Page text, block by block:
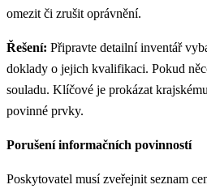
omezit či zrušit oprávnění.
Řešení: Připravte detailní inventář
doklady o jejich kvalifikaci. Pokud
souladu. Klíčové je prokázat
povinné prvky.
Porušení informačních povinností
Poskytovatel musí zveřejnit seznam